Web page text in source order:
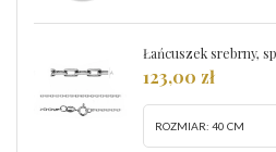
Łańcuszek srebrny,
123,00 zł
ROZMIAR: 40 CM